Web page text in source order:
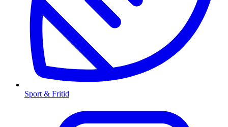
Sport & Fritid